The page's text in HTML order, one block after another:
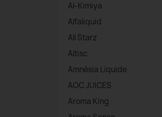
Al-Kimiya
Alfaliquid
All Starz
Altisc
Amnésia Liquide
AOC JUICES
Aroma King